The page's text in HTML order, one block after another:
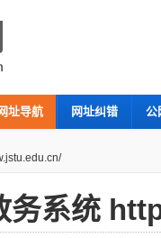
址导航 网址纠错 公
务系统